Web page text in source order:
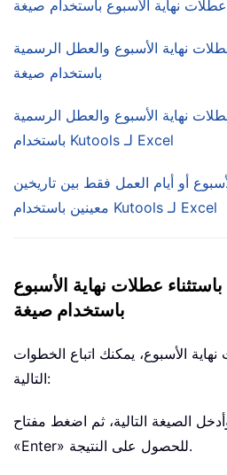
نهاية الأسبوع باستخدام صيغة
نهاية الأسبوع والعطل الرسمية
باستخدام صيغة
نهاية الأسبوع والعطل الرسمية
باستخدام Kutools لـ Excel
أو أيام العمل فقط بين تاريخين
معينين باستخدام Kutools لـ Excel
عطلات نهاية الأسبوع
باستخدام صيغة
نهاية الأسبوع، يمكنك اتباع الخطوات
التالية:
الصيغة التالية، ثم اضغط مفتاح
«Enter» للحصول على النتيجة.